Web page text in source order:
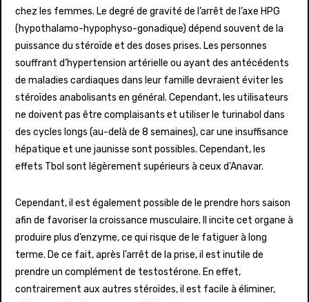
chez les femmes. Le degré de gravité de l’arrêt de l’axe HPG
(hypothalamo-hypophyso-gonadique) dépend souvent de la
puissance du stéroïde et des doses prises. Les personnes
souffrant d’hypertension artérielle ou ayant des antécédents
de maladies cardiaques dans leur famille devraient éviter les
stéroïdes anabolisants en général. Cependant, les utilisateurs
ne doivent pas être complaisants et utiliser le turinabol dans
des cycles longs (au-delà de 8 semaines), car une insuffisance
hépatique et une jaunisse sont possibles. Cependant, les
effets Tbol sont légèrement supérieurs à ceux d’Anavar.
Cependant, il est également possible de le prendre hors saison
afin de favoriser la croissance musculaire. Il incite cet organe à
produire plus d’enzyme, ce qui risque de le fatiguer à long
terme. De ce fait, après l’arrêt de la prise, il est inutile de
prendre un complément de testostérone. En effet,
contrairement aux autres stéroïdes, il est facile à éliminer,